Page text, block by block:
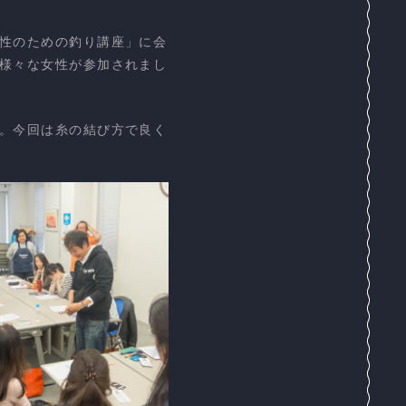
のための釣り講座」に会
々な女性が参加されまし
今回は糸の結び方で良く